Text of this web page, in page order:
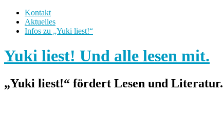
Kontakt
Aktuelles
Infos zu „Yuki liest!“
Yuki liest! Und alle lesen mit.
„Yuki liest!“ fördert Lesen und Literatur.